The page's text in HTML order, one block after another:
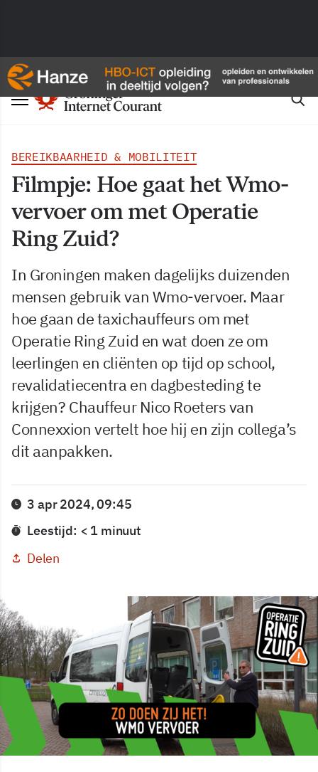
BEREIKBAARHEID & MOBILITEIT
Filmpje: Hoe gaat het Wmo-
vervoer om met Operatie
Ring Zuid?
In Groningen maken dagelijks duizenden
mensen gebruik van Wmo-vervoer. Maar
hoe gaan de taxichauffeurs om met
Operatie Ring Zuid en wat doen ze om
leerlingen en cliënten op tijd op school,
revalidatiecentra en dagbesteding te
krijgen? Chauffeur Nico Roeters van
Connexxion vertelt hoe hij en zijn collega’s
dit aanpakken.
3 apr 2024, 09:45
Leestijd: < 1 minuut
Delen